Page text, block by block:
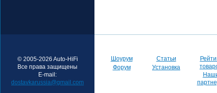
© 2005-2026 Auto-HiFi
Все права защищены
E-mail:
dostavkarussia@gmail.com
Шоурум
Форум
Статьи
Установка